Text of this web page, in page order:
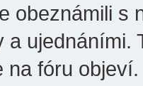
obeznámili s
a ujednáními.
na fóru objeví.